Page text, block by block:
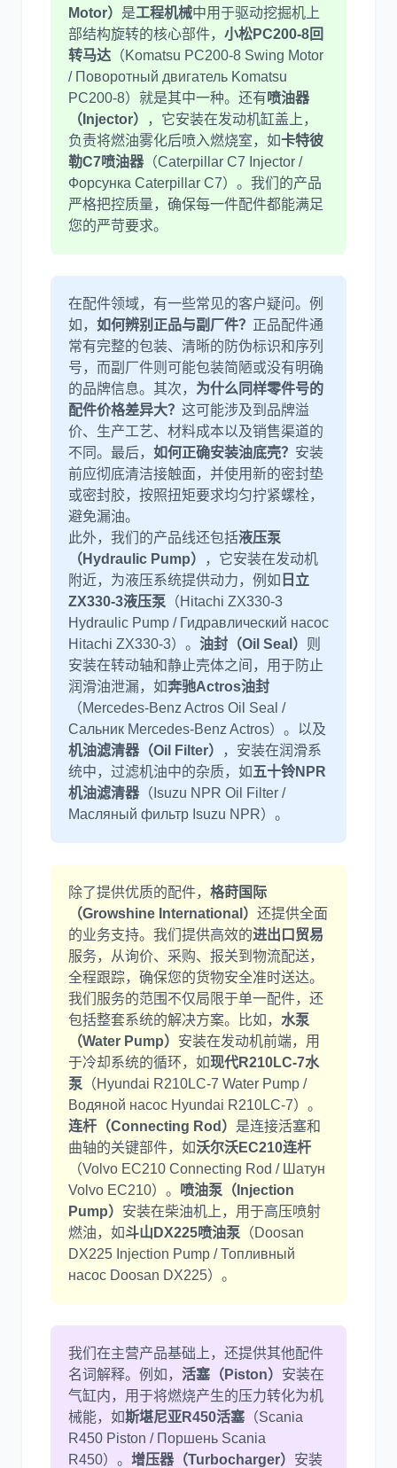
尼桑 依维柯
Motor） 是工程机械中用于驱动挖掘机上
部结构旋转的核心部件， 小松PC200-8回
转马达 （Komatsu PC200-8 Swing Motor
/ Поворотный двигатель Komatsu
PC200-8）就是其中一种。还有喷油器
（Injector）
，它安装在发动机缸盖上，
负责将燃油雾化后喷入燃烧室，如卡特彼
勒C7喷油器（Caterpillar C7 Injector /
Форсунка Caterpillar C7）。我们的产品
严格把控质量，确保每一件配件都能满足
您的严苛要求。
在配件领域，有一些常见的客户疑问。例
如， 如何辨别正品与副厂件？ 正品配件通
常有完整的包装、清晰的防伪标识和序列
号，而副厂件则可能包装简陋或没有明确
的品牌信息。其次， 为什么同样零件号的
配件价格差异大？ 这可能涉及到品牌溢
价、生产工艺、材料成本以及销售渠道的
不同。最后， 如何正确安装油底壳？ 安装
前应彻底清洁接触面，并使用新的密封垫
或密封胶，按照扭矩要求均匀拧紧螺栓，
避免漏油。
此外，我们的产品线还包括液压泵
（Hydraulic Pump）
，它安装在发动机
附近，为液压系统提供动力，例如 日立
ZX330-3液压泵 （Hitachi ZX330-3
Hydraulic Pump / Гидравлический насос
Hitachi ZX330-3）。 油封（Oil Seal） 则
安装在转动轴和静止壳体之间，用于防止
润滑油泄漏，如奔驰Actros油封
（Mercedes-Benz Actros Oil Seal /
Сальник Mercedes-Benz Actros）。以及
机油滤清器（Oil Filter）
，安装在润滑系
统中，过滤机油中的杂质，如 五十铃NPR
机油滤清器（Isuzu NPR Oil Filter /
Масляный фильтр Isuzu NPR）。
除了提供优质的配件， 格莳国际
（Growshine International） 还提供全面
的业务支持。我们提供高效的进出口贸易
服务，从询价、采购、报关到物流配送，
全程跟踪，确保您的货物安全准时送达。
我们服务的范围不仅局限于单一配件，还
包括整套系统的解决方案。比如， 水泵
（Water Pump） 安装在发动机前端，用
于冷却系统的循环，如现代R210LC-7水
泵 （Hyundai R210LC-7 Water Pump /
Водяной насос Hyundai R210LC-7）。
连杆（Connecting Rod） 是连接活塞和
曲轴的关键部件，如沃尔沃EC210连杆
（Volvo EC210 Connecting Rod / Шатун
Volvo EC210）。 喷油泵（Injection
Pump） 安装在柴油机上，用于高压喷射
燃油，如斗山DX225喷油泵 （Doosan
DX225 Injection Pump / Топливный
насос Doosan DX225）。
我们在主营产品基础上，还提供其他配件
名词解释。例如， 活塞（Piston） 安装在
气缸内，用于将燃烧产生的压力转化为机
械能，如斯堪尼亚R450活塞 （Scania
R450 Piston / Поршень Scania
R450）。 增压器（Turbocharger） 安装